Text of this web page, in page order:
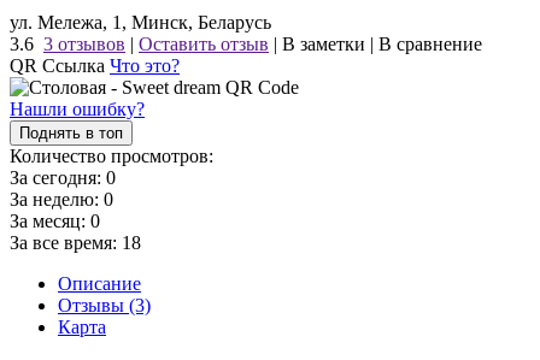
ул. Мележа, 1, Минск, Беларусь
3.6 3 отзывов | Оставить отзыв | В заметки | В сравнение
QR Ссылка Что это?
Нашли ошибку?
Поднять в топ
Количество просмотров:
За сегодня: 0
За неделю: 0
За месяц: 0
За все время: 18
Описание
Отзывы (3)
Карта